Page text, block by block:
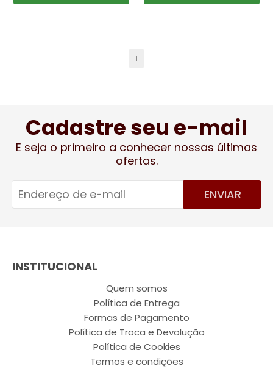
1
Cadastre seu e-mail
E seja o primeiro a conhecer nossas últimas
ofertas.
ENVIAR
INSTITUCIONAL
Quem somos
Política de Entrega
Formas de Pagamento
Política de Troca e Devolução
Política de Cookies
Termos e condições